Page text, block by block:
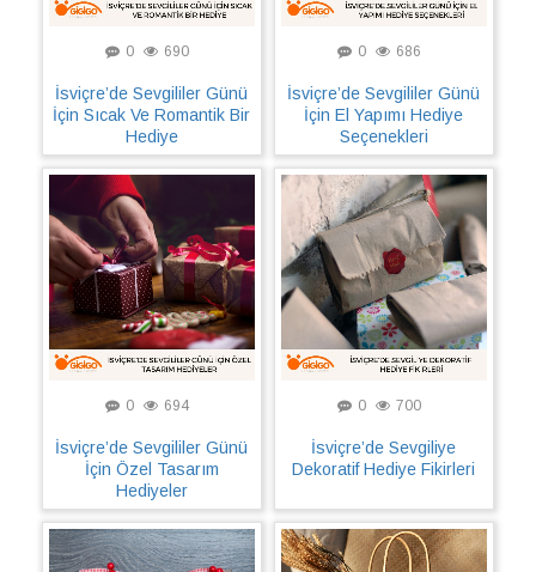
0 690
İsviçre’de Sevgililer Günü
İçin Sıcak Ve Romantik Bir
Hediye
0 686
İsviçre’de Sevgililer Günü
İçin El Yapımı Hediye
Seçenekleri
0 694
İsviçre’de Sevgililer Günü
İçin Özel Tasarım
Hediyeler
0 700
İsviçre’de Sevgiliye
Dekoratif Hediye Fikirleri